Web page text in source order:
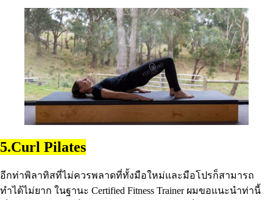
5.Curl Pilates
อีกท่าพิลาทิสที่ไม่ควรพลาดที่ทั้งมือใหม่และมือโปรก็สามารถ
ทำได้ไม่ยาก ในฐานะ Certified Fitness Trainer ผมขอแนะนำท่านี้